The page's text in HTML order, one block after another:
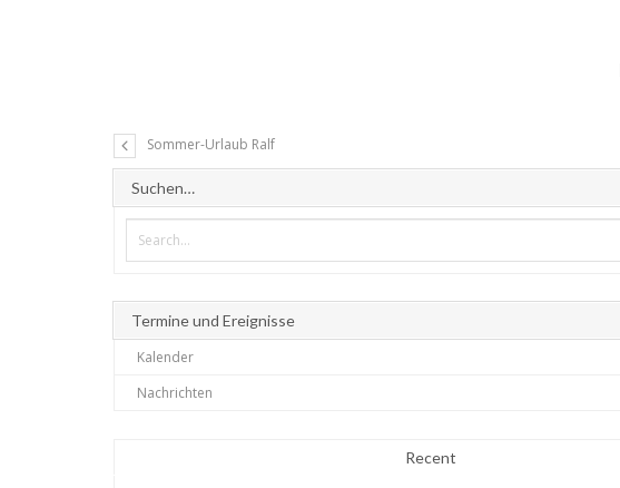
Sommer-Urlaub Ralf
Suchen…
Termine und Ereignisse
Kalender
Nachrichten
Recent